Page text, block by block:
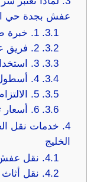
عفش بجدة حي
3.1. 1. خبرة طويلة في مجال نقل الأثاث
3.2. 2. فريق عمل مدرب باحترافية
3.3. 3. استخدام مواد تغليف عالية الجودة
3.4. 4. أسطول سيارات مجهزة
3.5. 5. الالتزام بالمواعيد
3.6. 6. أسعار تنافسية
4. خدمات نقل
الخليج
4.1. نقل عفش
4.2. نقل